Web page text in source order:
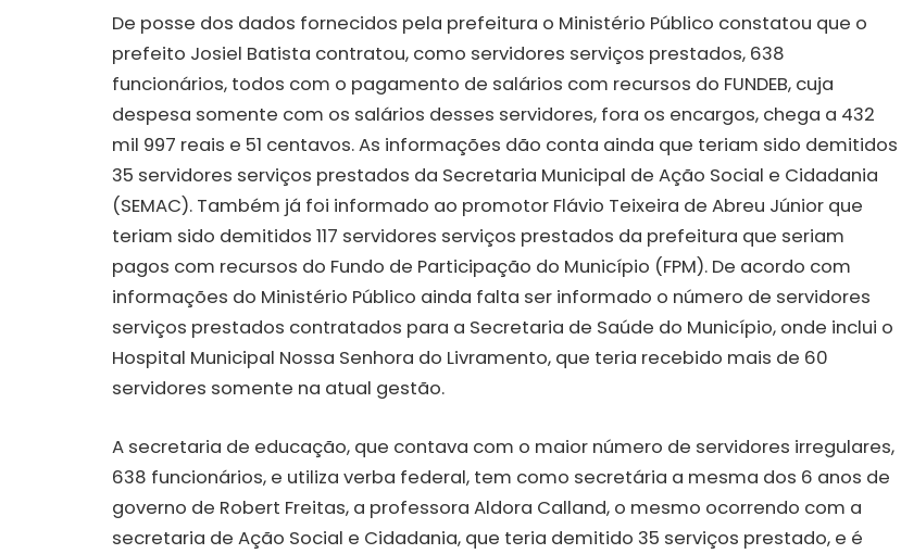
De posse dos dados fornecidos pela prefeitura o Ministério Público constatou que o
prefeito Josiel Batista contratou, como servidores serviços prestados, 638
funcionários, todos com o pagamento de salários com recursos do FUNDEB, cuja
despesa somente com os salários desses servidores, fora os encargos, chega a 432
mil 997 reais e 51 centavos. As informações dão conta ainda que teriam sido demitidos
35 servidores serviços prestados da Secretaria Municipal de Ação Social e Cidadania
(SEMAC). Também já foi informado ao promotor Flávio Teixeira de Abreu Júnior que
teriam sido demitidos 117 servidores serviços prestados da prefeitura que seriam
pagos com recursos do Fundo de Participação do Município (FPM). De acordo com
informações do Ministério Público ainda falta ser informado o número de servidores
serviços prestados contratados para a Secretaria de Saúde do Município, onde inclui o
Hospital Municipal Nossa Senhora do Livramento, que teria recebido mais de 60
servidores somente na atual gestão.
A secretaria de educação, que contava com o maior número de servidores irregulares,
638 funcionários, e utiliza verba federal, tem como secretária a mesma dos 6 anos de
governo de Robert Freitas, a professora Aldora Calland, o mesmo ocorrendo com a
secretaria de Ação Social e Cidadania, que teria demitido 35 serviços prestado, e é